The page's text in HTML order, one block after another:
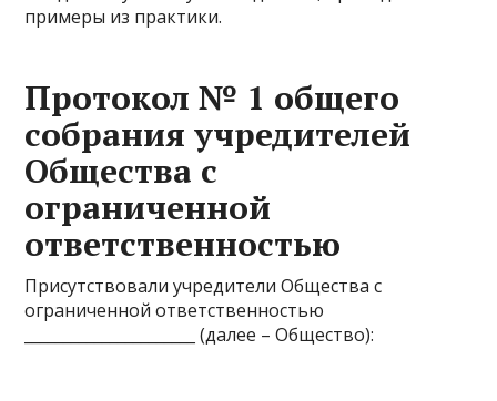
примеры из практики.
Протокол № 1 общего
собрания учредителей
Общества с
ограниченной
ответственностью
Присутствовали учредители Общества с
ограниченной ответственностью
______________________ (далее – Общество):